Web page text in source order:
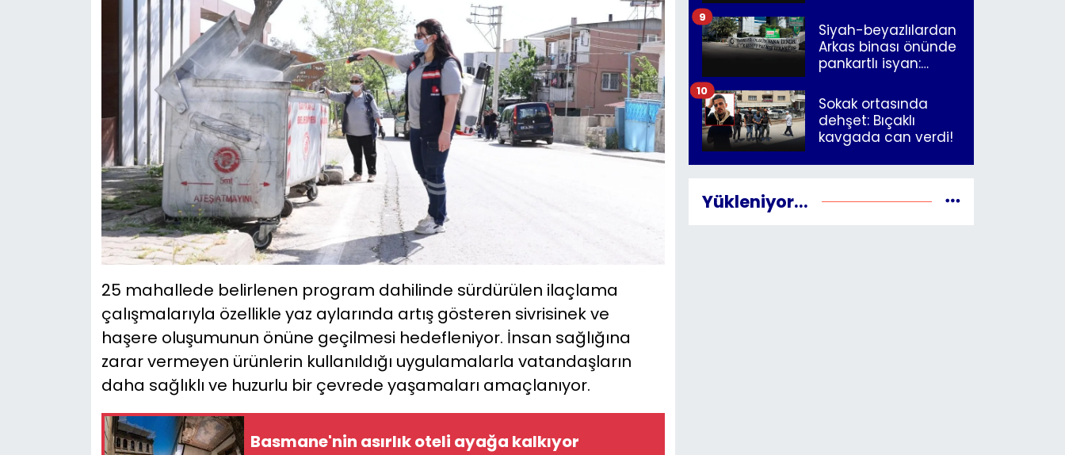
25 mahallede belirlenen program dahilinde sürdürülen ilaçlama
çalışmalarıyla özellikle yaz aylarında artış gösteren sivrisinek ve
haşere oluşumunun önüne geçilmesi hedefleniyor. İnsan sağlığına
zarar vermeyen ürünlerin kullanıldığı uygulamalarla vatandaşların
daha sağlıklı ve huzurlu bir çevrede yaşamaları amaçlanıyor.
Basmane'nin asırlık oteli ayağa kalkıyor
Siyah-beyazlılardan
Arkas binası önünde
pankartlı isyan:
İzmir"
9
Sokak ortasında
dehşet: Bıçaklı
kavgada can verdi!
10
Yükleniyor...